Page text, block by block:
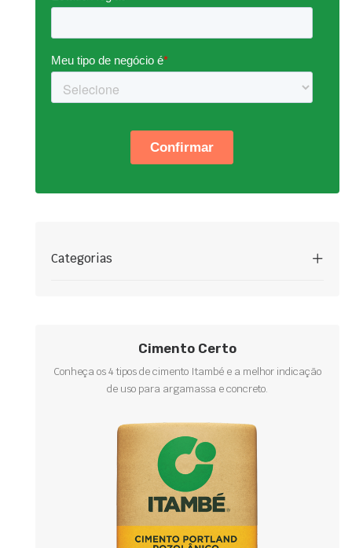
Categorias
Cimento Certo
Conheça os 4 tipos de cimento Itambé e a melhor indicação
de uso para argamassa e concreto.